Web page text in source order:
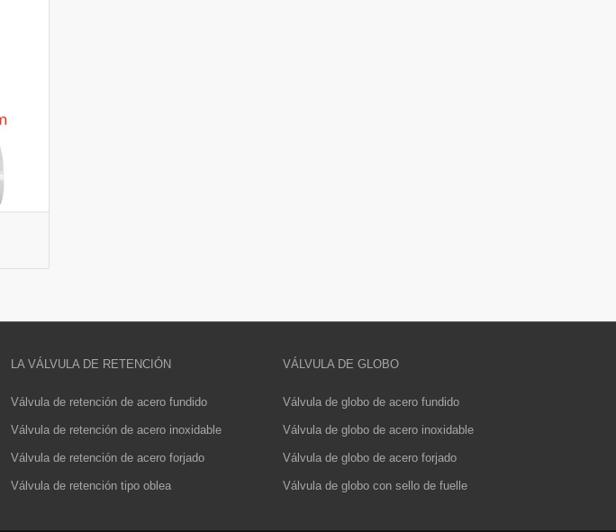
LA VÁLVULA DE RETENCIÓN
Válvula de retención de acero fundido
Válvula de retención de acero inoxidable
Válvula de retención de acero forjado
Válvula de retención tipo oblea
VÁLVULA DE GLOBO
Válvula de globo de acero fundido
Válvula de globo de acero inoxidable
Válvula de globo de acero forjado
Válvula de globo con sello de fuelle